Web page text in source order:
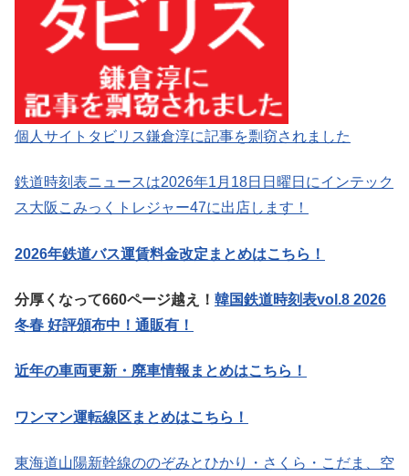
個人サイトタビリス鎌倉淳に記事を剽窃されました
鉄道時刻表ニュースは2026年1月18日日曜日にインテック
ス大阪こみっくトレジャー47に出店します！
2026年鉄道バス運賃料金改定まとめはこちら！
分厚くなって660ページ越え！ 韓国鉄道時刻表vol.8 2026
冬春 好評頒布中！通販有！
近年の車両更新・廃車情報まとめはこちら！
ワンマン運転線区まとめはこちら！
東海道山陽新幹線ののぞみとひかり・さくら・こだま、空